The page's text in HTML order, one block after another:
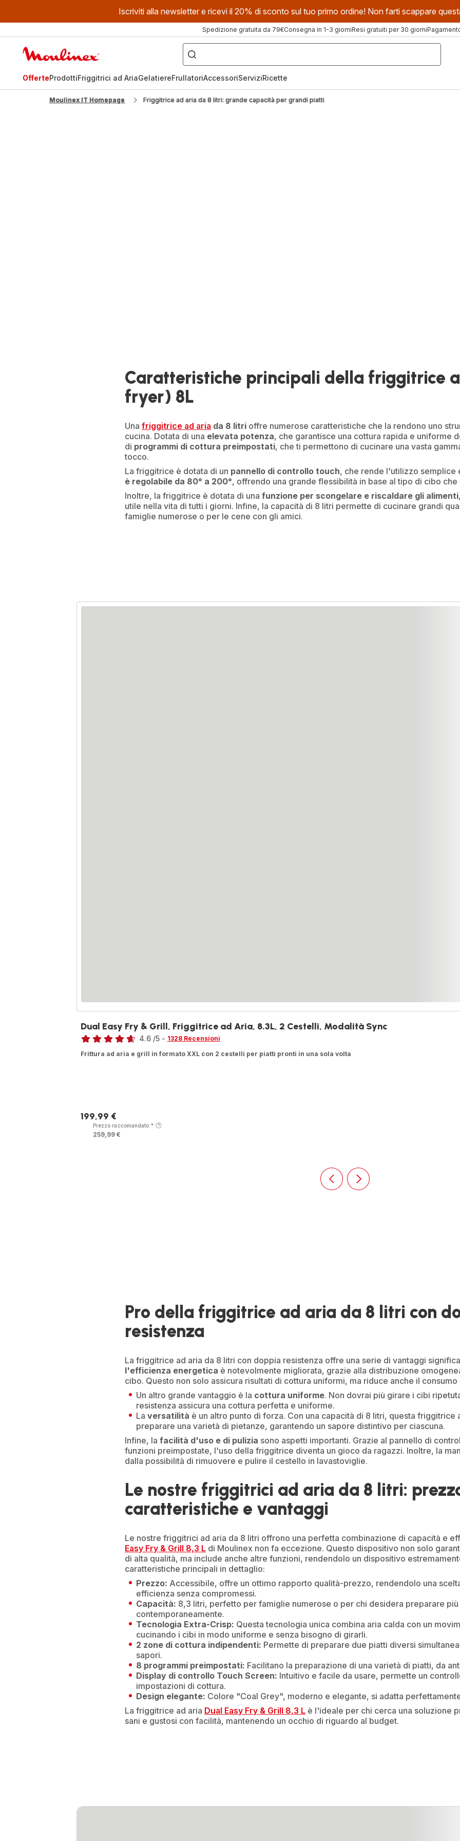
Iscriviti alla newsletter e ricevi il 20% di sconto sul tuo primo ordine! Non farti scappare
Spedizione gratuita da 79€Consegna in 1-3 giorniResi gratuiti per 30 giorni
Cosa
stai
cercando?
OfferteProdottiFriggitrici ad AriaGelatiereFrullatoriAccessoriServiziRicette
Moulinex IT Homepage Friggitrice ad aria da 8 litri: grande capacità per grandi piatti
Caratteristiche principali della friggitrice
fryer) 8L
Una friggitrice ad aria da 8 litri offre numerose caratteristiche che la rendono uno
cucina. Dotata di una elevata potenza, che garantisce una cottura rapida e uniforme
di programmi di cottura preimpostati, che ti permettono di cucinare una vasta
tocco.
La friggitrice è dotata di un pannello di controllo touch, che rende l'utilizzo semplice
è regolabile da 80° a 200°, offrendo una grande flessibilità in base al tipo di cibo
Inoltre, la friggitrice è dotata di una funzione per scongelare e riscaldare gli alimenti
utile nella vita di tutti i giorni. Infine, la capacità di 8 litri permette di cucinare grandi
famiglie numerose o per le cene con gli amici.
Dual Easy Fry & Grill, Friggitrice ad Aria, 8.3L, 2 Cestelli, Modalità Sync
Voto
4.6 /5 - 1328 Recensioni
Frittura ad aria e grill in formato XXL con 2 cestelli per piatti pronti in una sola volta
Prezzo
199,99 €
Prezzo raccomandato *
259,99 €
DiapositivaDiapositiva
Pro della friggitrice ad aria da 8 litri con
resistenza
La friggitrice ad aria da 8 litri con doppia resistenza offre una serie di vantaggi
l'efficienza energetica è notevolmente migliorata, grazie alla distribuzione
cibo. Questo non solo assicura risultati di cottura uniformi, ma riduce anche il
Un altro grande vantaggio è la cottura uniforme. Non dovrai più girare i cibi
resistenza assicura una cottura perfetta e uniforme.
La versatilità è un altro punto di forza. Con una capacità di 8 litri, questa friggitrice
preparare una varietà di pietanze, garantendo un sapore distintivo per ciascuna.
Infine, la facilità d'uso e di pulizia sono aspetti importanti. Grazie al pannello di
funzioni preimpostate, l'uso della friggitrice diventa un gioco da ragazzi. Inoltre, la
dalla possibilità di rimuovere e pulire il cestello in lavastoviglie.
Le nostre friggitrici ad aria da 8 litri:
caratteristiche e vantaggi
Le nostre friggitrici ad aria da 8 litri offrono una perfetta combinazione di capacità e
Easy Fry & Grill 8,3 L di Moulinex non fa eccezione. Questo dispositivo non solo
di alta qualità, ma include anche altre funzioni, rendendolo un dispositivo
caratteristiche principali in dettaglio:
Prezzo: Accessibile, offre un ottimo rapporto qualità-prezzo, rendendolo una
efficienza senza compromessi.
Capacità: 8,3 litri, perfetto per famiglie numerose o per chi desidera preparare più
contemporaneamente.
Tecnologia Extra-Crisp: Questa tecnologia unica combina aria calda con un
cucinando i cibi in modo uniforme e senza bisogno di girarli.
2 zone di cottura indipendenti: Permette di preparare due piatti diversi
sapori.
8 programmi preimpostati: Facilitano la preparazione di una varietà di piatti, da
Display di controllo Touch Screen: Intuitivo e facile da usare, permette un
impostazioni di cottura.
Design elegante: Colore "Coal Grey", moderno e elegante, si adatta
La friggitrice ad aria Dual Easy Fry & Grill 8,3 L è l'ideale per chi cerca una soluzione
sani e gustosi con facilità, mantenendo un occhio di riguardo al budget.